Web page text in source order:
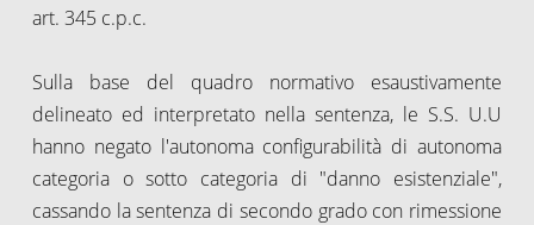
art. 345 c.p.c.
Sulla base del quadro normativo esaustivamente
delineato ed interpretato nella sentenza, le S.S. U.U
hanno negato l'autonoma configurabilità di autonoma
categoria o sotto categoria di "danno esistenziale",
cassando la sentenza di secondo grado con rimessione